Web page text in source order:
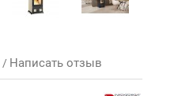
/ Написать отзыв